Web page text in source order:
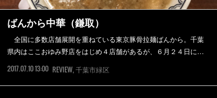
ばんから中華（鎌取）
全国に多数店舗展開を重ねている東京豚骨拉麺ばんから。千葉
県内はここおゆみ野店をはじめ４店舗があるが、６月２４日に…
2017.07.10 13:00 REVIEW 千葉市緑区